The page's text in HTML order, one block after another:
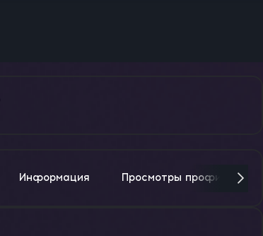
Информация Просмотры профиля